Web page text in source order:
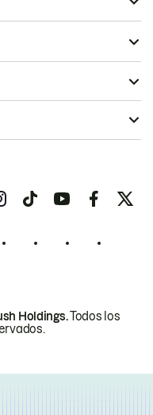
Holdings.Todos los